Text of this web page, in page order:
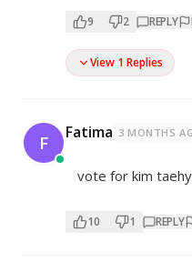
9 2 REPLY
View 1 Replies
F Fatima 3 MONTHS
vote for kim
10 1 REPLY